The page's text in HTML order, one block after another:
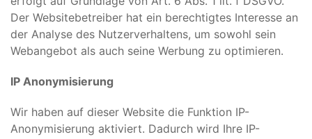
Der Websitebetreiber hat ein berechtigtes Interesse an
der Analyse des Nutzerverhaltens, um sowohl sein
Webangebot als auch seine Werbung zu optimieren.
IP Anonymisierung
Wir haben auf dieser Website die Funktion IP-
Anonymisierung aktiviert. Dadurch wird Ihre IP-